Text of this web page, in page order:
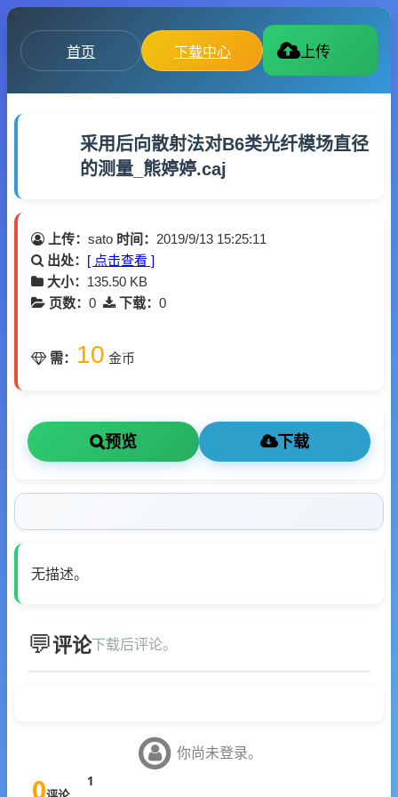
首页 下载中心 上传
采用后向散射法对B6类光纤模场直径
的测量_熊婷婷.caj
上传： sato 时间： 2019/9/13 15:25:11
出处： [ 点击查看 ]
大小： 135.50 KB
页数： 0 下载： 0
需： 10 金币
预览 下载
无描述。
评论下载后评论。
你尚未登录。
0 1